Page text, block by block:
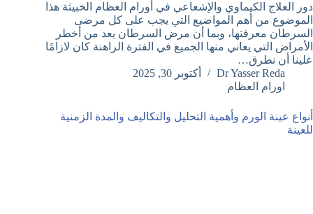
دور العلاج الكيماوي والإشعاعي في أورام العظام الخبيثة هذا
الموضوع من أهم المواضيع التي يجب على كل مرضى
السرطان معرفتها، وبما أن مرض السرطان يعد من أخطر
الأمراض التي يعاني منها الجميع في الفترة الراهنة كان لازامًا
علينا أن نطرق…
Dr Yasser Reda
أكتوبر 30, 2025
اورام العظام
أنواع عينة الورم وأهمية التحليل والتكاليف والمدة الزمنية
للعينة